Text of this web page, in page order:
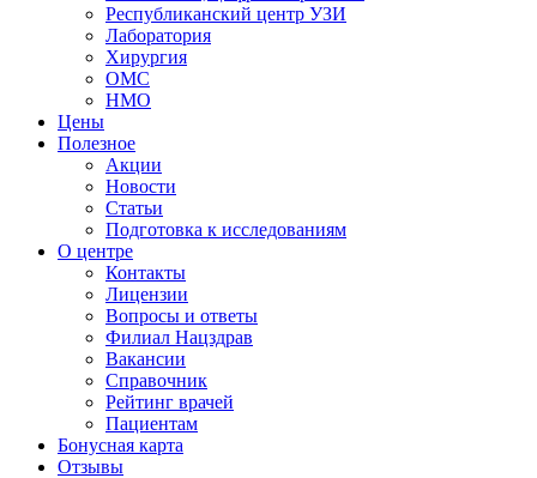
Республиканский центр УЗИ
Лаборатория
Хирургия
ОМС
НМО
Цены
Полезное
Акции
Новости
Статьи
Подготовка к исследованиям
О центре
Контакты
Лицензии
Вопросы и ответы
Филиал Нацздрав
Вакансии
Справочник
Рейтинг врачей
Пациентам
Бонусная карта
Отзывы